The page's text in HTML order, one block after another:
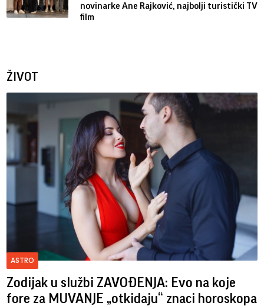
novinarke Ane Rajković, najbolji turistički TV
film
ŽIVOT
ASTRO
Zodijak u službi ZAVOĐENJA: Evo na koje
fore za MUVANJE „otkidaju“ znaci horoskopa